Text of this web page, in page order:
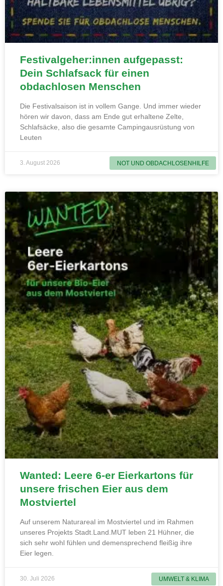
NOT UND OBDACHLOSENHILFE
Festivalgeher:innen aufgepasst:
Dein Schlafsack für einen
obdachlosen Menschen
Die Festivalsaison ist in vollem Gange. Und immer wieder
hören wir davon, dass am Ende gut erhaltene Zelte,
Schlafsäcke, also die gesamte Campingausrüstung von
Leuten
3. August 2026
UMWELT & KLIMA
Wanted: Leere 6-er Eierkartons für
unsere frischen Eier aus dem
Mostviertel
Auf unserem Naturareal im Mostviertel und im Rahmen
unseres Projekts Stadt.Land.MUT leben 21 Hühner, die
sich sehr wohl fühlen und demensprechend fleißig ihre
Eier legen.
30. Juli 2026